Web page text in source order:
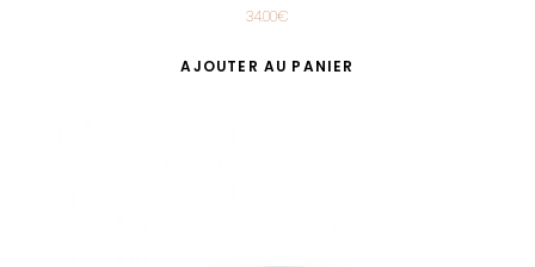
34.00€
AJOUTER AU PANIER